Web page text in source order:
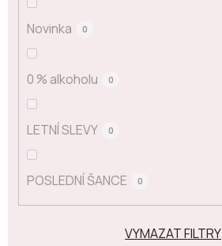
Novinka 0
0 % alkoholu 0
LETNÍ SLEVY 0
POSLEDNÍ ŠANCE 0
VYMAZAT FILTRY